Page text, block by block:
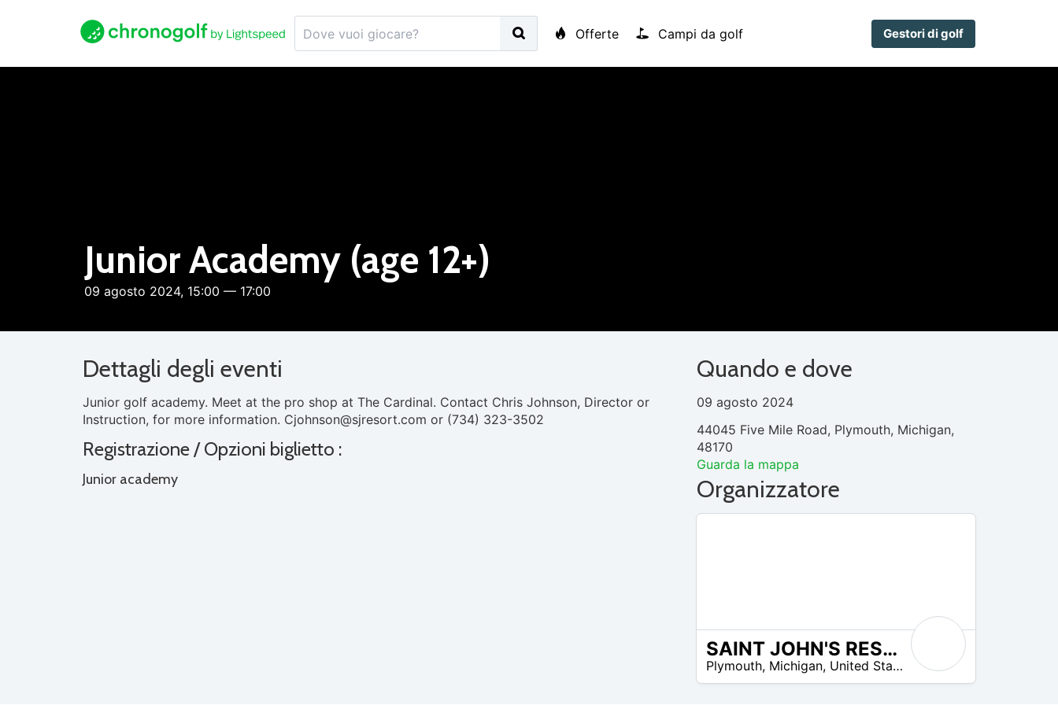
Offerte Campi da golf Gestori di golf
Junior Academy (age 12+)
09 agosto 2024, 15:00 — 17:00
Dettagli degli eventi
Junior golf academy. Meet at the pro shop at The Cardinal. Contact Chris Johnson, Director or
Instruction, for more information. Cjohnson@sjresort.com or (734) 323-3502
Registrazione / Opzioni biglietto :
Junior academy
Quando e dove
09 agosto 2024
44045 Five Mile Road, Plymouth, Michigan,
48170
Guarda la mappa
Organizzatore
SAINT JOHN'S RESORT
Plymouth, Michigan, United States